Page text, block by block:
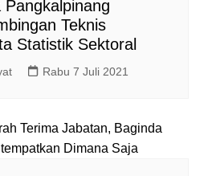
Teknis
Statistik Sektoral
Rabu 7 Juli 2021